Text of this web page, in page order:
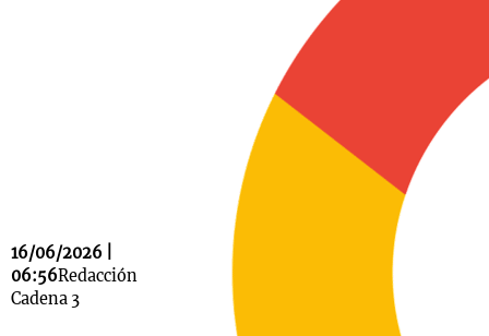
16/06/2026 |
06:56Redacción
Cadena 3
Cadena 3